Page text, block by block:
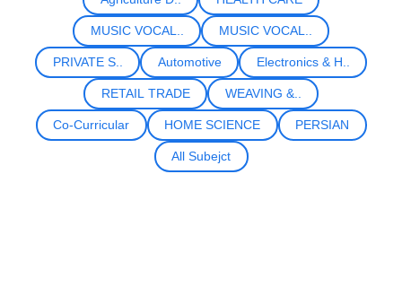
MUSIC VOCAL.. MUSIC VOCAL..
PRIVATE S.. Automotive Electronics & H..
RETAIL TRADE WEAVING &..
Co-Curricular HOME SCIENCE PERSIAN
All Subejct